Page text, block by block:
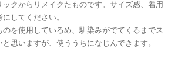
クからリメイクたものです。サイズ感、着用
してください。
を使用しているめ、馴染みがでてくるまでス
と思いますが、使ううちになじんできます。